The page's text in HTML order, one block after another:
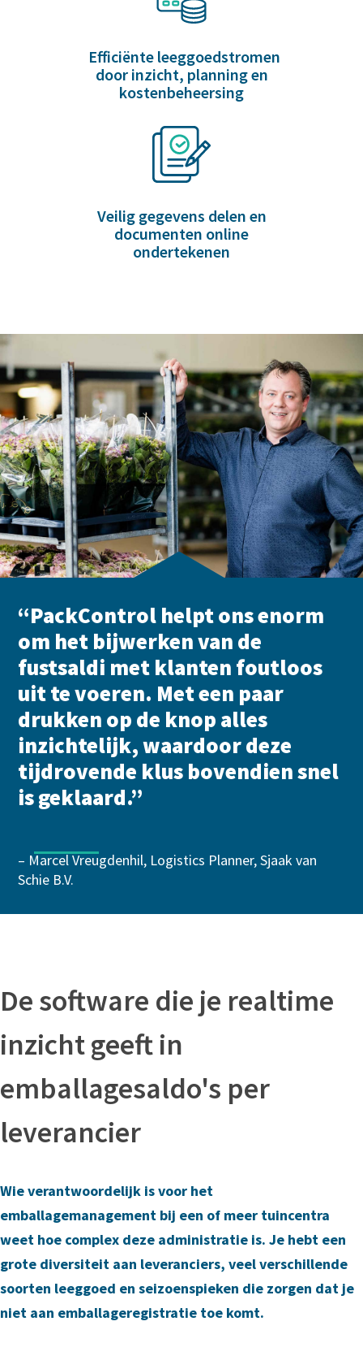
Efficiënte leeggoedstromen
door inzicht, planning en
kostenbeheersing
Veilig gegevens delen en
documenten online
ondertekenen
“PackControl helpt ons enorm
om het bijwerken van de
fustsaldi met klanten foutloos
uit te voeren. Met een paar
drukken op de knop alles
inzichtelijk, waardoor deze
tijdrovende klus bovendien snel
is geklaard.”
– Marcel Vreugdenhil, Logistics Planner, Sjaak van
Schie B.V.
De software die je realtime
inzicht geeft in
emballagesaldo's per
leverancier
Wie verantwoordelijk is voor het
emballagemanagement bij een of meer tuincentra
weet hoe complex deze administratie is. Je hebt een
grote diversiteit aan leveranciers, veel verschillende
soorten leeggoed en seizoenspieken die zorgen dat je
niet aan emballageregistratie toe komt.